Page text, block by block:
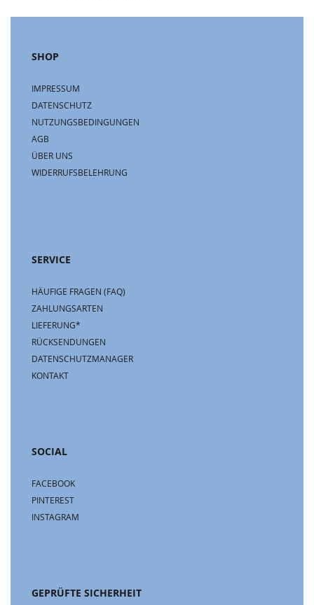
SHOP
IMPRESSUM
DATENSCHUTZ
NUTZUNGSBEDINGUNGEN
AGB
ÜBER UNS
WIDERRUFSBELEHRUNG
SERVICE
HÄUFIGE FRAGEN (FAQ)
ZAHLUNGSARTEN
LIEFERUNG*
RÜCKSENDUNGEN
DATENSCHUTZMANAGER
KONTAKT
SOCIAL
FACEBOOK
PINTEREST
INSTAGRAM
GEPRÜFTE SICHERHEIT